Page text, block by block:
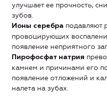
улучшает ее прочность,
зубов.
Ионы серебра подавляют
провоцирующих
появление неприятного
Пирофосфат натрия
камнем и причинами его
появление отложений и
налета на зубах.